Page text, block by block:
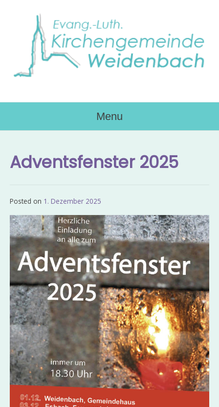
Menu
Adventsfenster 2025
Posted on 1. Dezember 2025